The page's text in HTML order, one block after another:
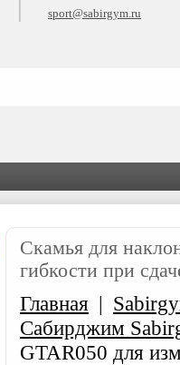
sport@sabirgym.ru
Скамья для
гибкости при
Главная |
Сабирджим
GTAR050 для